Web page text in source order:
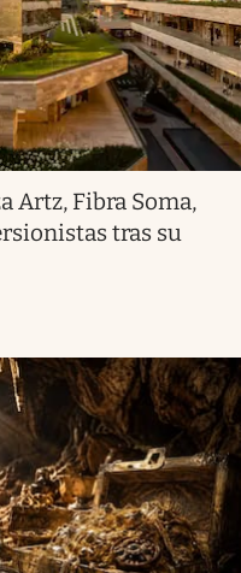
Artz, Fibra Soma,
tras su